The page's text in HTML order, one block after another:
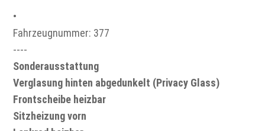
•
Fahrzeugnummer: 377
----
Sonderausstattung
Verglasung hinten abgedunkelt (Privacy Glass)
Frontscheibe heizbar
Sitzheizung vorn